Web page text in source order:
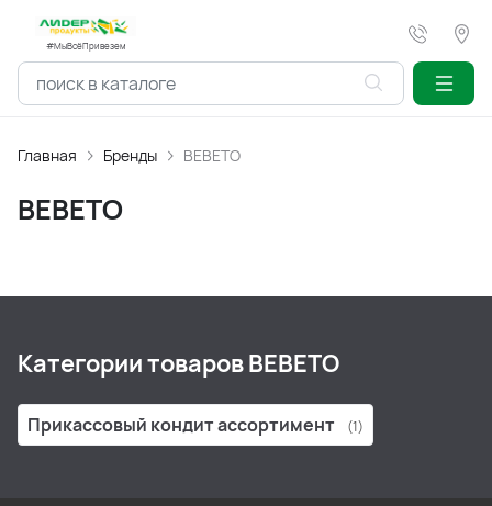
#МыВсёПривезем
Главная Бренды BEBETO
BEBETO
Категории товаров BEBETO
Прикассовый кондит ассортимент (1)